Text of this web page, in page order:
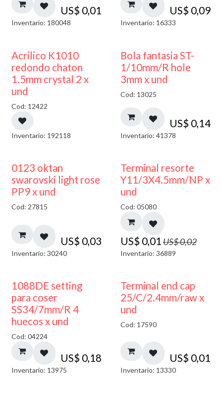
US$ 0,01
Inventario: 180048
US$ 0,09
Inventario: 16333
50% DESCUENTO
Acrilico K1010
redondo chaton
1.5mm crystal 2 x
und
Cod: 12422
Inventario: 192118
Bola fantasia ST-
1/10mm/R hole
3mm x und
Cod: 13025
US$ 0,14
Inventario: 41378
0123 oktan
swarovski light rose
PP9 x und
Cod: 27815
US$ 0,03
Inventario: 30240
50% DESCUENTO
Terminal resorte
Y11/3X4.5mm/NP x
und
Cod: 05080
US$ 0,01 US$0,02
Inventario: 36889
1088DE setting
para coser
SS34/7mm/R 4
huecos x und
Cod: 04224
US$ 0,18
Inventario: 13975
Terminal end cap
25/C/2.4mm/raw x
und
Cod: 17590
US$ 0,01
Inventario: 13330